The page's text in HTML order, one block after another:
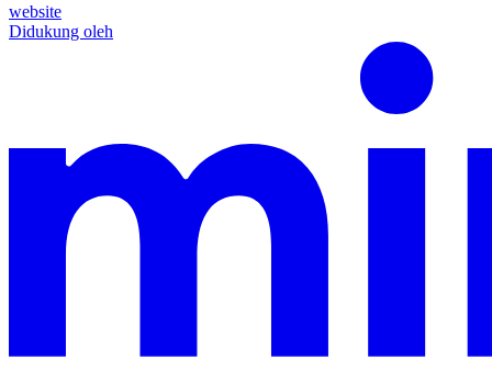
website
Didukung oleh